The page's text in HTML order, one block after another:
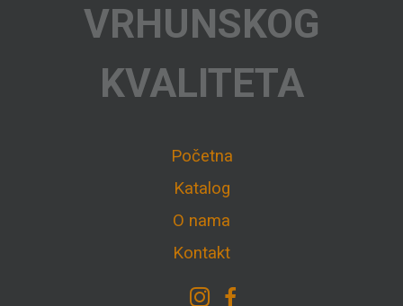
VRHUNSKOG
KVALITETA
Početna
Katalog
O nama
Kontakt